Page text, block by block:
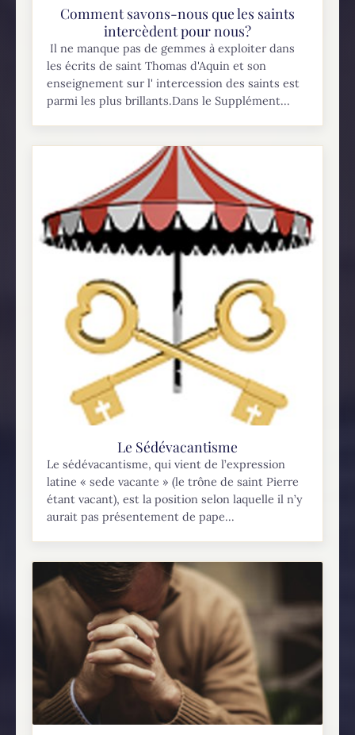
Comment savons-nous que les saints
intercèdent pour nous?
Il ne manque pas de gemmes à exploiter dans
les écrits de saint Thomas d'Aquin et son
enseignement sur l' intercession des saints est
parmi les plus brillants.Dans le Supplément...
Le Sédévacantisme
Le sédévacantisme, qui vient de l’expression
latine « sede vacante » (le trône de saint Pierre
étant vacant), est la position selon laquelle il n’y
aurait pas présentement de pape...